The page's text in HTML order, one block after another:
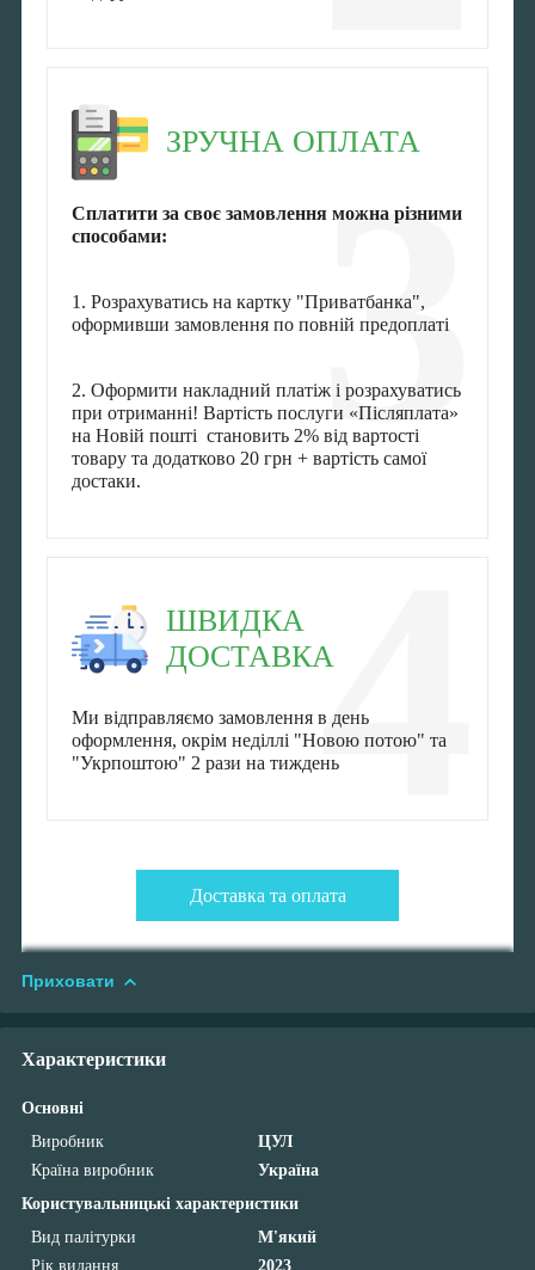
3
ЗРУЧНА ОПЛАТА
Сплатити за своє замовлення можна різними
способами:
1. Розрахуватись на картку "Приватбанка",
оформивши замовлення по повній предоплаті
2. Оформити накладний платіж і розрахуватись
при отриманні! Вартість послуги «Післяплата»
на Новій пошті становить 2% від вартості
товару та додатково 20 грн + вартість самої
достаки.
4
ШВИДКА
ДОСТАВКА
Ми відправляємо замовлення в день
оформлення, окрім неділлі "Новою потою" та
"Укрпоштою" 2 рази на тиждень
Доставка та оплата
Приховати
Характеристики
Основні
Виробник
ЦУЛ
Країна виробник
Україна
Користувальницькі характеристики
Вид палітурки
М'який
Рік видання
2023